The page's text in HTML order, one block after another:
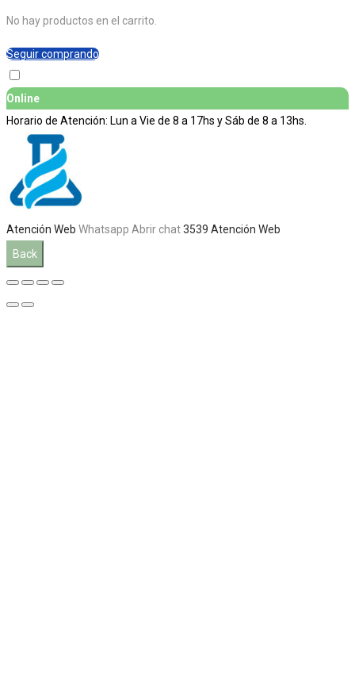
No hay productos en el carrito.
Seguir comprando
Online
Horario de Atención: Lun a Vie de 8 a 17hs y Sáb de 8 a 13hs.
Atención Web Whatsapp Abrir chat3539 Atención Web
Back